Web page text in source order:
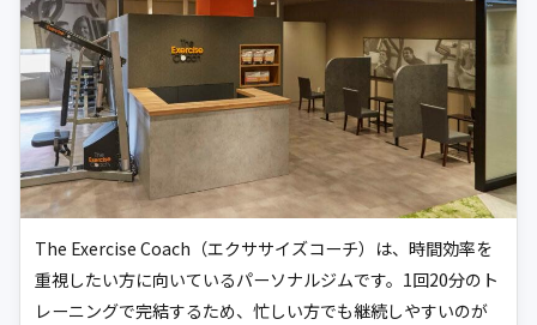
The Exercise Coach（エクササイズコーチ）は、時間効率を
重視したい方に向いているパーソナルジムです。1回20分のト
レーニングで完結するため、忙しい方でも継続しやすいのが